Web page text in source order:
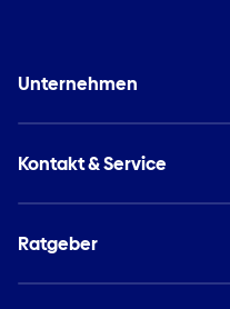
Unternehmen
Kontakt & Service
Ratgeber